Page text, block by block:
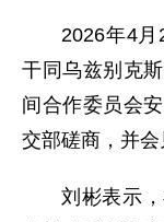
2026年4
干同乌兹别克
间合作委员会
交部磋商，并会
刘彬表示